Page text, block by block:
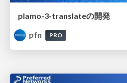
plamo-3-translateの開発
pfn
PRO